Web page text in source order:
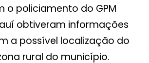
o policiamento do GPM
obtiveram informações
a possível localização do
rural do município.